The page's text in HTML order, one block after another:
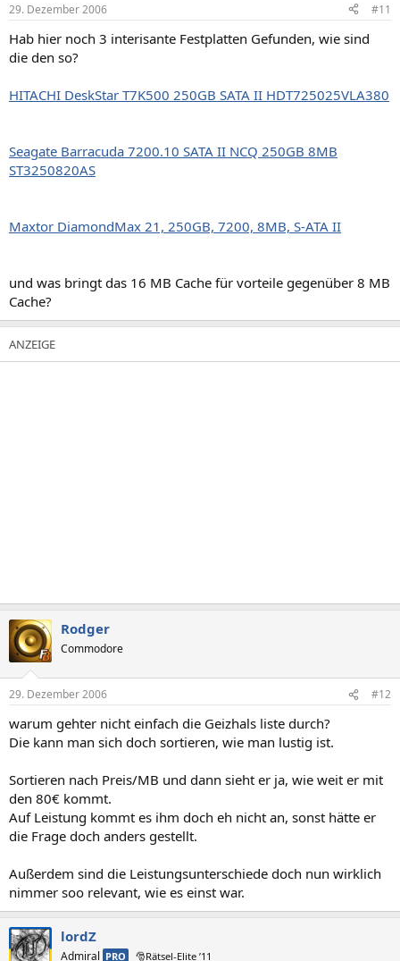
29. Dezember 2006 #11
Hab hier noch 3 interisante Festplatten Gefunden, wie sind
die den so?
HITACHI DeskStar T7K500 250GB SATA II HDT725025VLA380
Seagate Barracuda 7200.10 SATA II NCQ 250GB 8MB
ST3250820AS
Maxtor DiamondMax 21, 250GB, 7200, 8MB, S-ATA II
und was bringt das 16 MB Cache für vorteile gegenüber 8 MB
Cache?
Rodger
Commodore
29. Dezember 2006 #12
warum gehter nicht einfach die Geizhals liste durch?
Die kann man sich doch sortieren, wie man lustig ist.
Sortieren nach Preis/MB und dann sieht er ja, wie weit er mit
den 80€ kommt.
Auf Leistung kommt es ihm doch eh nicht an, sonst hätte er
die Frage doch anders gestellt.
Außerdem sind die Leistungsunterschiede doch nun wirklich
nimmer soo relevant, wie es einst war.
lordZ
Admiral PRO 🎅Rätsel-Elite ’11